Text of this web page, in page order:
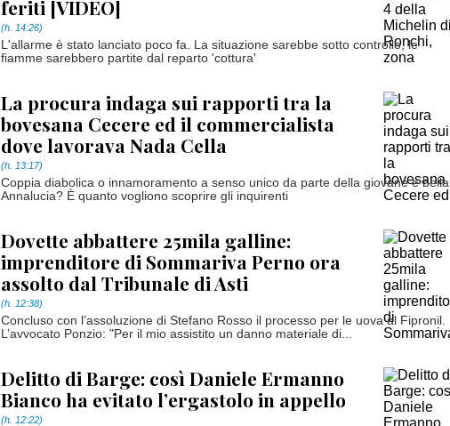
feriti [VIDEO]
(h. 14:26)
L'allarme è stato lanciato poco fa. La situazione sarebbe sotto controllo, le
fiamme sarebbero partite dal reparto 'cottura'
La procura indaga sui rapporti tra la
bovesana Cecere ed il commercialista
dove lavorava Nada Cella
(h. 13:17)
Coppia diabolica o innamoramento a senso unico da parte della giovane e bella
Annalucia? È quanto vogliono scoprire gli inquirenti
Dovette abbattere 25mila galline:
imprenditore di Sommariva Perno ora
assolto dal Tribunale di Asti
(h. 12:38)
Concluso con l’assoluzione di Stefano Rosso il processo per le uova al Fipronil.
L’avvocato Ponzio: "Per il mio assistito un danno materiale di...
Delitto di Barge: così Daniele Ermanno
Bianco ha evitato l’ergastolo in appello
(h. 12:22)